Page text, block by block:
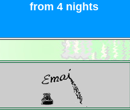
from 4 nights